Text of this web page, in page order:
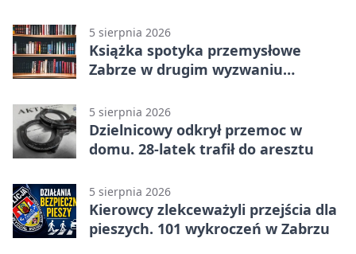
5 sierpnia 2026
Książka spotyka przemysłowe
Zabrze w drugim wyzwaniu
5 sierpnia 2026
Dzielnicowy odkrył przemoc w
domu. 28-latek trafił do aresztu
5 sierpnia 2026
Kierowcy zlekceważyli przejścia dla
pieszych. 101 wykroczeń w Zabrzu